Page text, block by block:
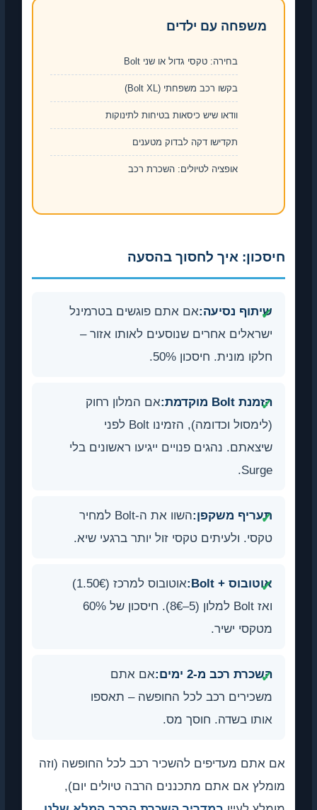
משפחה עם ילדים
בחירה: טקסי גדול או שני Bolt
בקשו רכב משפחתי (Bolt XL)
וודאו שיש כיסאות בטיחות לתינוקות
תקדישו דקה לבדוק מטענים
אופציה לטיולים: השכרת רכב
חיסכון: איך לחסוך בהסעה
שיתוף נסיעה:אם אתם פוגשים בטרמינל
ישראלים אחרים שנוסעים לאותו אזור –
חלקו מונית. חיסכון 50%.
הזמנת Bolt מוקדמת:
אם המלון רחוק
(לימסול וכדומה), הזמינו Bolt לפני
שיצאתם. נהגים פנויים ייגיעו ראשונים בלי
Surge.
תעריף משקפן:
השוו את ה-Bolt למחיר
טקסי. ולעיתים טקסי זול יותר ברגעי שיא.
אוטובוס + Bolt:
אוטובוס למרכז (1.50€)
ואז Bolt למלון (5–8€). חיסכון של 60%
מטקסי ישיר.
השכרת רכב מ-2 ימים:
אם אתם
משכירים רכב לכל החופשה – תאספו
אותו בשדה. חוסך מס.
אם אתם מעדיפים להשכיר רכב לכל החופשה (וזה
מומלץ אם אתם מתכננים הרבה טיולים יום),